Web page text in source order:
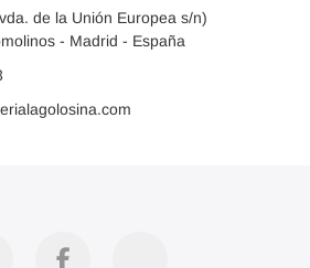
de la Unión Europea s/n)
- Madrid - España
facebook